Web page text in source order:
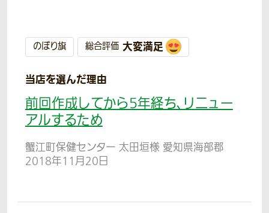
のぼり旗 総合評価 大変満足
当店を選んだ理由
前回作成してから5年経ち、リニュー
アルするため
蟹江町保健センター 太田垣様 愛知県海部郡
2018年11月20日